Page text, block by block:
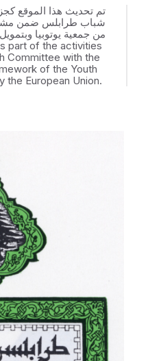
تم تحديث هذا الموقع
من جمعية يوتوبيا
part of the activities
Committee with the
of the Youth
the European Union.